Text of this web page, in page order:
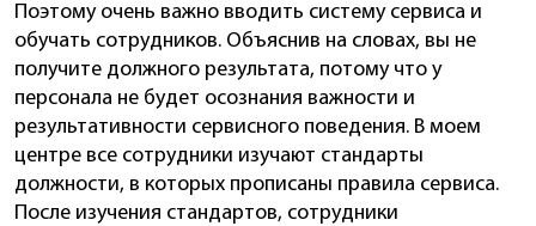
Поэтому очень важно вводить систему сервиса и
обучать сотрудников. Объяснив на словах, вы не
получите должного результата, потому что у
персонала не будет осознания важности и
результативности сервисного поведения. В моем
центре все сотрудники изучают стандарты
должности, в которых прописаны правила сервиса.
После изучения стандартов, сотрудники